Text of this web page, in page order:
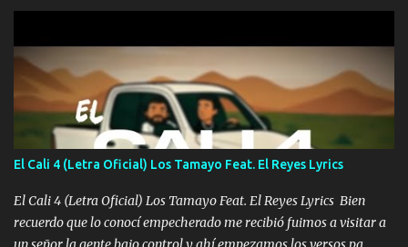
ni tampoco las mujeres porque es platica de grandes por eso hay
que estar alegres doy las instrucciones para atender los deberes
Música Si es que salta algún problema de confianza tengo gente
ahí está el Hombre Cuarenta y también Pariente 7 arreglan
cualquier problema no más es cuestión que ordené NOS HACE
FALTA UN HERMANO DE CLAVE ERA EL 24 SIEMPRE FUE UN
HOMBRE VALIENTE POR ALGO M'URIÓ PELEAND0 SIEMPRE
VIO POR LA FAMILIA PARA QUE SIGA EL LEGADO Es el DOS de
los HERMANOS un cerebro inteligente y com...
El Cali 4 (Letra Oficial) Los Tamayo Feat. El Reyes Lyrics
El Cali 4 (Letra Oficial) Los Tamayo Feat. El Reyes Lyrics Bien
recuerdo que lo conocí empecherado me recibió fuimos a visitar a